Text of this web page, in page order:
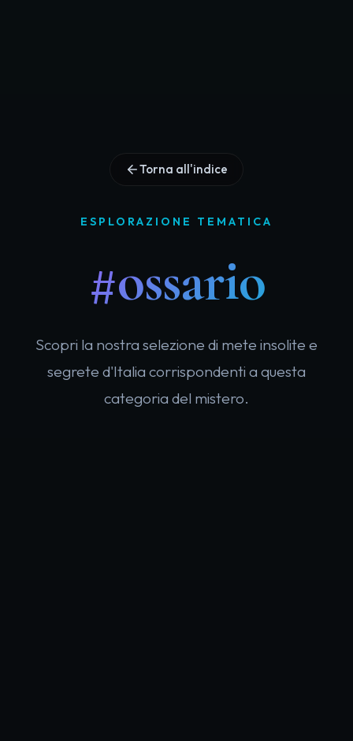
Torna all'indice
ESPLORAZIONE TEMATICA
#ossario
Scopri la nostra selezione di mete insolite e
segrete d'Italia corrispondenti a questa
categoria del mistero.